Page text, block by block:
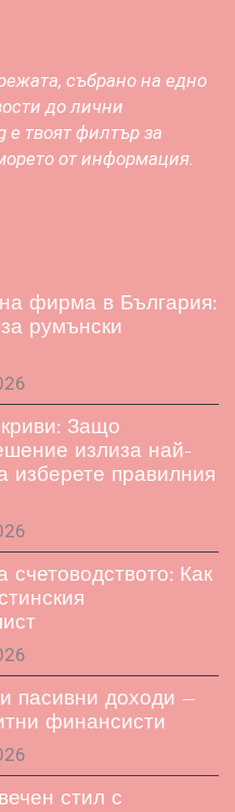
събрано на едно
до лични
твоят филтър за
от информация.
фирма в България:
румънски
Защо
излиза най-
изберете правилния
счетоводството: Как
пасивни доходи –
финансисти
стил с